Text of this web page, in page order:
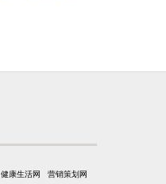
健康生活网
营销策划网